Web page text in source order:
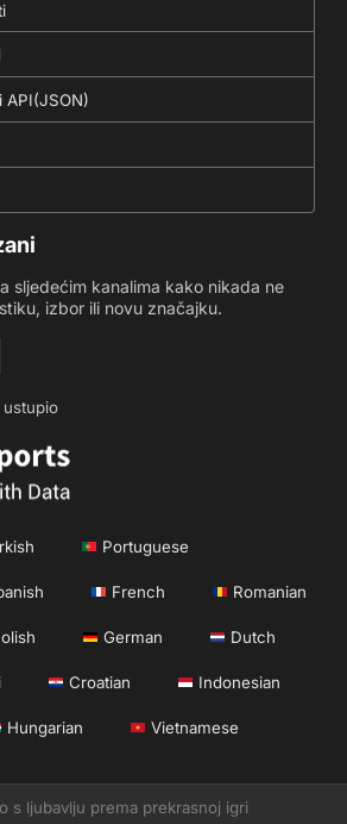
API(JSON)
sljedećim kanalima kako nikada ne
izbor ili novu značajku.
Portuguese
French Romanian
German Dutch
Croatian Indonesian
Hungarian Vietnamese
s ljubavlju prema prekrasnoj igri